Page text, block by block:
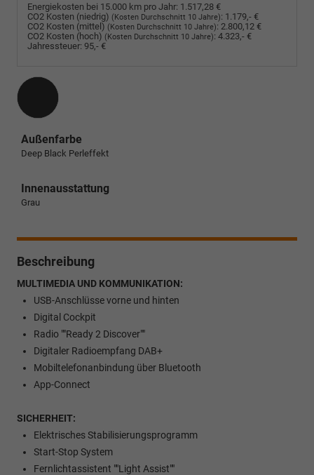
Energiekosten bei 15.000 km pro Jahr: 1.517,28 €
CO2 Kosten (niedrig) (Kosten Durchschnitt 10 Jahre): 1.179,- €
CO2 Kosten (mittel) (Kosten Durchschnitt 10 Jahre): 2.800,12 €
CO2 Kosten (hoch) (Kosten Durchschnitt 10 Jahre): 4.323,- €
Jahressteuer: 95,- €
Außenfarbe
Deep Black Perleffekt
Innenausstattung
Grau
Beschreibung
MULTIMEDIA UND KOMMUNIKATION:
USB-Anschlüsse vorne und hinten
Digital Cockpit
Radio ""Ready 2 Discover""
Digitaler Radioempfang DAB+
Mobiltelefonanbindung über Bluetooth
App-Connect
SICHERHEIT:
Elektrisches Stabilisierungsprogramm
Start-Stop System
Fernlichtassistent ""Light Assist""